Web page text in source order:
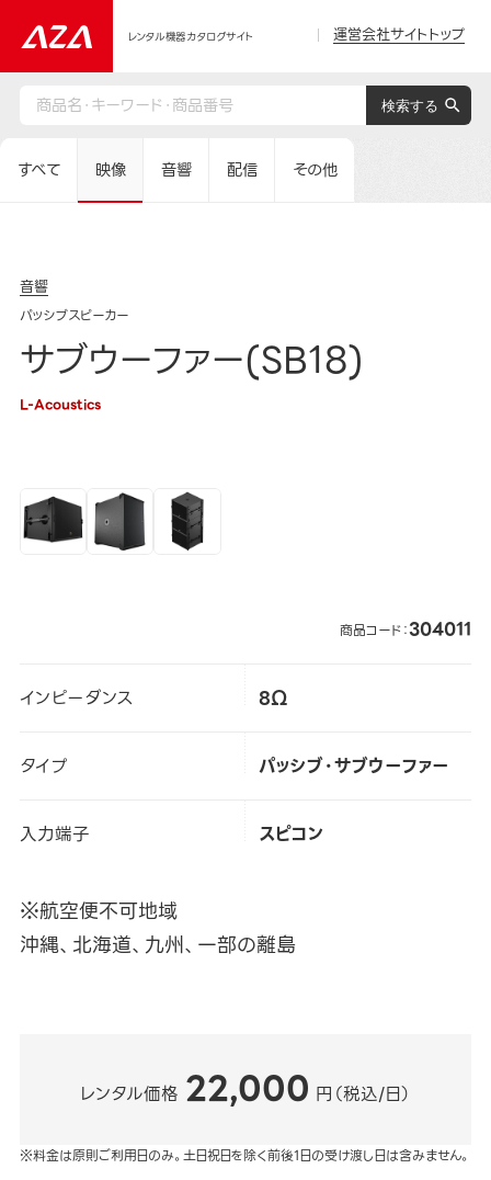
レンタル機器カタログサイト 運営会社サイトトップ
すべて 映像 音響 配信 その他
音響
パッシブスピーカー
サブウーファー(SB18)
L-Acoustics
商品コード：304011
インピーダンス 8Ω
タイプ パッシブ・サブウーファー
入力端子 スピコン
※航空便不可地域
沖縄、北海道、九州、一部の離島
レンタル価格 22,000 円（税込/日）
※料金は原則ご利用日のみ。土日祝日を除く前後1日の受け渡し日は含みません。